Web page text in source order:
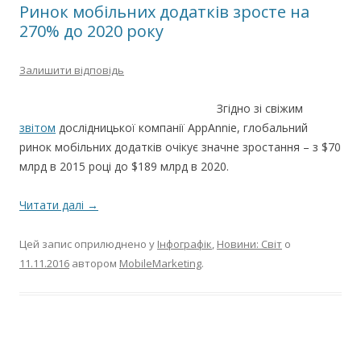
Ринок мобільних додатків зросте на
270% до 2020 року
Залишити відповідь
Згідно зі свіжим
звітом дослідницької компанії AppAnnie, глобальний
ринок мобільних додатків очікує значне зростання – з $70
млрд в 2015 році до $189 млрд в 2020.
Читати далі →
Цей запис оприлюднено у Інфографік, Новини: Світ о
11.11.2016 автором MobileMarketing.